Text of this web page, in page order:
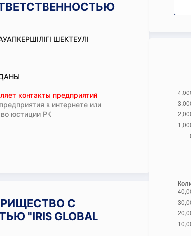
ШЕКТЕУЛІ
контакты предприятий
в интернете или
юстиции РК
С
"IRIS GLOBAL